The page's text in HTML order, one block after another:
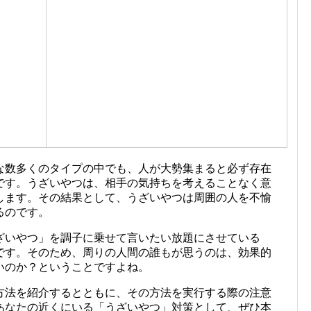
多くのタイプの中でも、人が大勢集まると必ず存在
。うざいやつは、相手の気持ちを考えることなく意
す。その結果として、うざいやつは周囲の人を不愉
です。
やつ」を調子に乗せて言いたい放題にさせている
。そのため、周りの人間の誰もが思うのは、効果的
か？ということですよね。
を紹介するとともに、その方法を実行する際の注意
たの近くにいる「うざいやつ」対策として、ぜひ本